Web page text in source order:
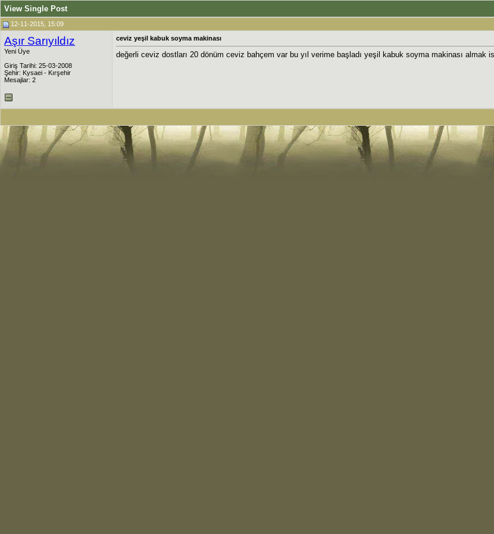
View Single Post
12-11-2015, 15:09
Aşır Sarıyıldız
Yeni Üye
Giriş Tarihi: 25-03-2008
Şehir: Kysaei - Kırşehir
Mesajlar: 2
ceviz yeşil kabuk soyma makinası
değerli ceviz dostları 20 dönüm ceviz bahçem var bu yıl verime başladı yeşil kabuk soyma makinası almak